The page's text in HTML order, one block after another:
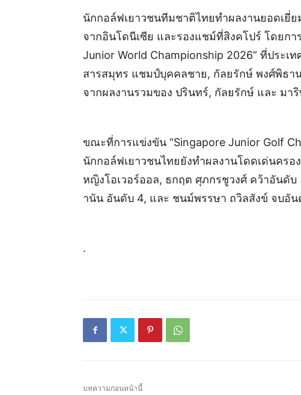
นักกอล์ฟเยาวชนทีมชาติไทยทำผลงานยอดเยี่
จากอินโดนีเซีย และรองแชม์ที่สิงคโปร์ โดยก
Junior World Championship 2026” ที่ประ
สารสมุทร แชมป์บุคคลชาย, กัลยรักษ์ พงศ์พิธ
จากผลงานรวมของ ปรินทร์, กัลยรักษ์ และ มาริ
ขณะที่การแข่งขัน “Singapore Junior Golf
นักกอล์ฟเยาวชนไทยยังทำผลงานโดดเด่นคร
หญิงโอเวอร์ออล, ธกฤต ศุภกรชูวงศ์ คว้าอันดับ
านัน อันดับ 4, และ ชนม์พรรษา ถวิลสังข์ จบอัน
.
บทความก่อนหน้านี้